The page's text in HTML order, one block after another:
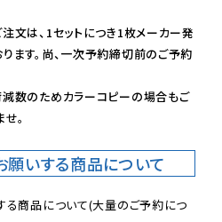
文は、1セットにつき1枚メーカー発
ます。尚、一次予約締切前のご予約
数のためカラーコピーの場合もご
。
いする商品について
商品について(大量のご予約につ